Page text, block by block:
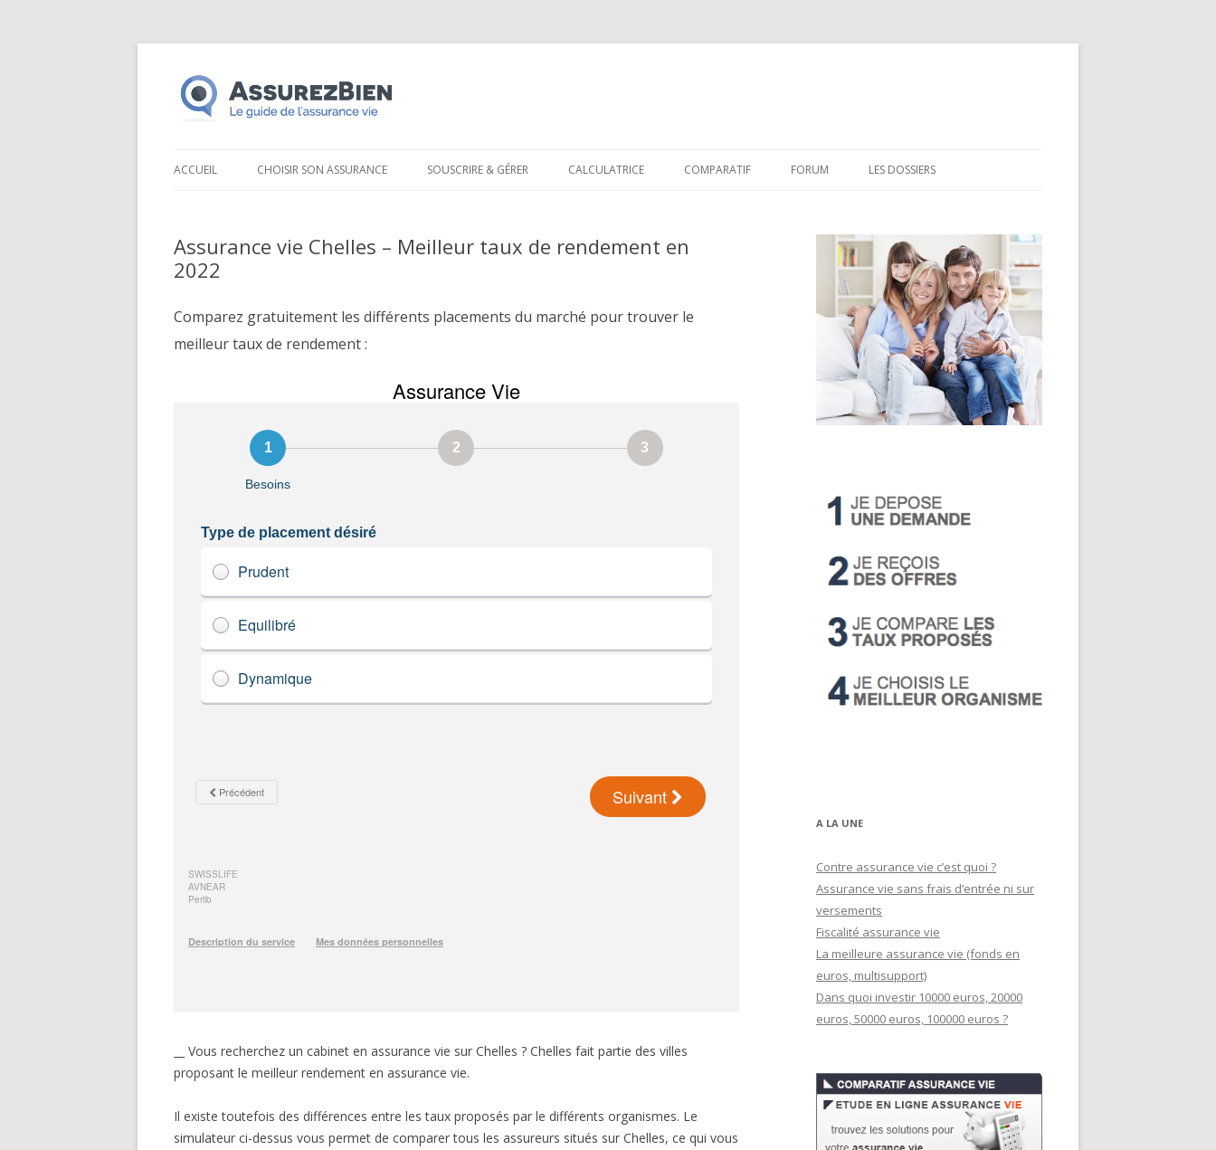
au
ACCUEIL CHOISIR SON ASSURANCE SOUSCRIRE & GÉRER CALCULATRICE COMPARATIF FORUM LES DOSSIERS
CODEVI
COMPTE À TERME
CSL
LDD
LEP
PEL
PERP
Assurance vie Chelles – Meilleur taux de rendement en
2022
Comparez gratuitement les différents placements du marché pour trouver le
meilleur taux de rendement :
__ Vous recherchez un cabinet en assurance vie sur Chelles ? Chelles fait partie des villes
proposant le meilleur rendement en assurance vie.
Il existe toutefois des différences entre les taux proposés par le différents organismes. Le
simulateur ci-dessus vous permet de comparer tous les assureurs situés sur Chelles, ce qui vous
A LA UNE
Contre assurance vie c’est quoi ?
Assurance vie sans frais d’entrée ni sur
versements
Fiscalité assurance vie
La meilleure assurance vie (fonds en
euros, multisupport)
Dans quoi investir 10000 euros, 20000
euros, 50000 euros, 100000 euros ?